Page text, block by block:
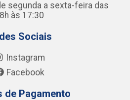
segunda a sexta-feira das
às 17:30
Sociais
Instagram
Facebook
de Pagamento